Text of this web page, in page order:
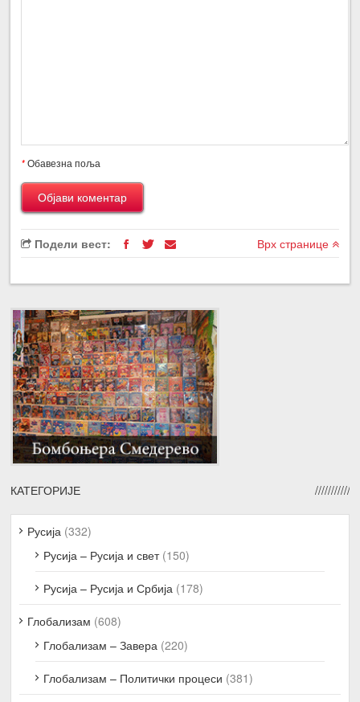
*Обавезна поља
Подели вест: Врх странице
КАТЕГОРИЈЕ
Русија (332)
Русија – Русија и свет(150)
Русија – Русија и Србија (178)
Глобализам (608)
Глобализам – Завера (220)
Глобализам – Политички процеси (381)